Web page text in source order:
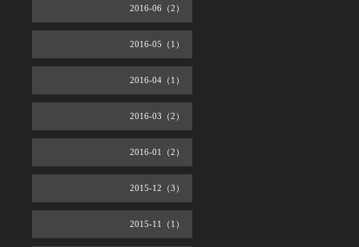
2016-06（2）
2016-05（1）
2016-04（1）
2016-03（2）
2016-01（2）
2015-12（3）
2015-11（1）